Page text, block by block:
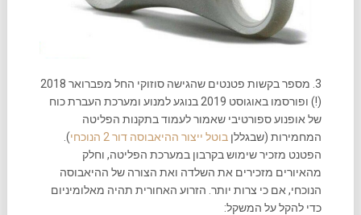
3. מספר בקשות פטנטים שהגישה סוזוקי החל מפברואר 2018
(!) ופורסמו באוגוסט 2019 בנוגע למנוע ומערכת העברת כוח
של אופנוע ספורטיבי שאמור לעמוד בתקנות הפליטה
המחמירות (שבגללן בוטל ייצור ההיאבוסה דור 2 הנוכחי
).
הפטנט מזכיר שימוש בקרבון במערכת הפליטה, וחלק
מהאיורים מזכירים את השלדה ואת הצורה של ההיאבוסה
הנוכחי, אם כי צרות יותר. הזרוע האחורית תהיה מאלומיניום
כדי להקל על המשקל: